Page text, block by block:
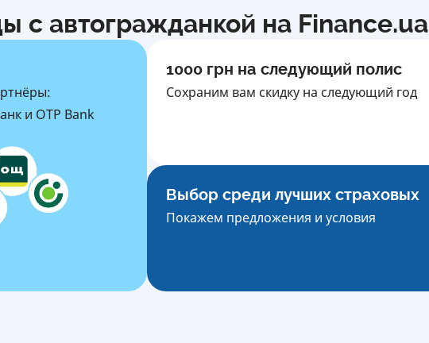
с автогражданкой на Finance.ua
и OTP Bank
1000 грн на следующий полис
Сохраним вам скидку на следующий год
Выбор среди лучших страховых
Покажем предложения и условия